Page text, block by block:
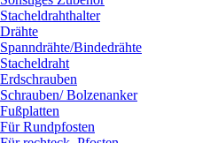
Stacheldrahthalter
Drähte
Spanndrähte/Bindedrähte
Stacheldraht
Erdschrauben
Schrauben/Bolzenanker
Fußplatten
Für Rundpfosten